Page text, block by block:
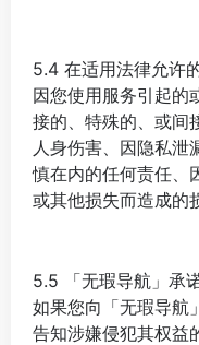
5.4 在适用法律允许
因您使用服务引起的
接的、特殊的、或间
人身伤害、因隐私泄
慎在内的任何责任、
或其他损失而造成的
5.5 「无瑕导航」承
如果您向「无瑕导航
告知涉嫌侵犯其权益